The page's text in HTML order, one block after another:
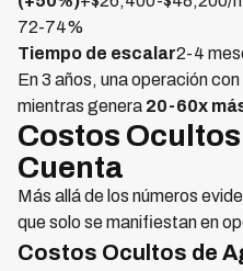
72-74%
Tiempo de escalar2-4
En 3 años, una operación
mientras genera 20-60x
Costos
Cuenta
Más allá de los números
que solo se manifiestan en
Costos Ocultos de